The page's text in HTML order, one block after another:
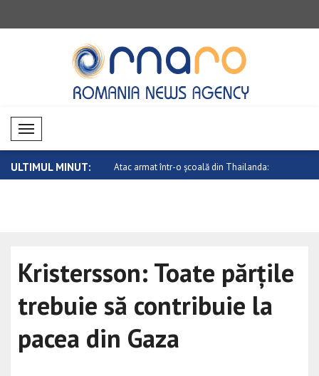
Mobil Menü
ULTIMUL MINUT:
în relațiile dintre Canada .. Atac armat într-o școală din Thailanda:
Kristersson: Toate părțile
trebuie să contribuie la
pacea din Gaza